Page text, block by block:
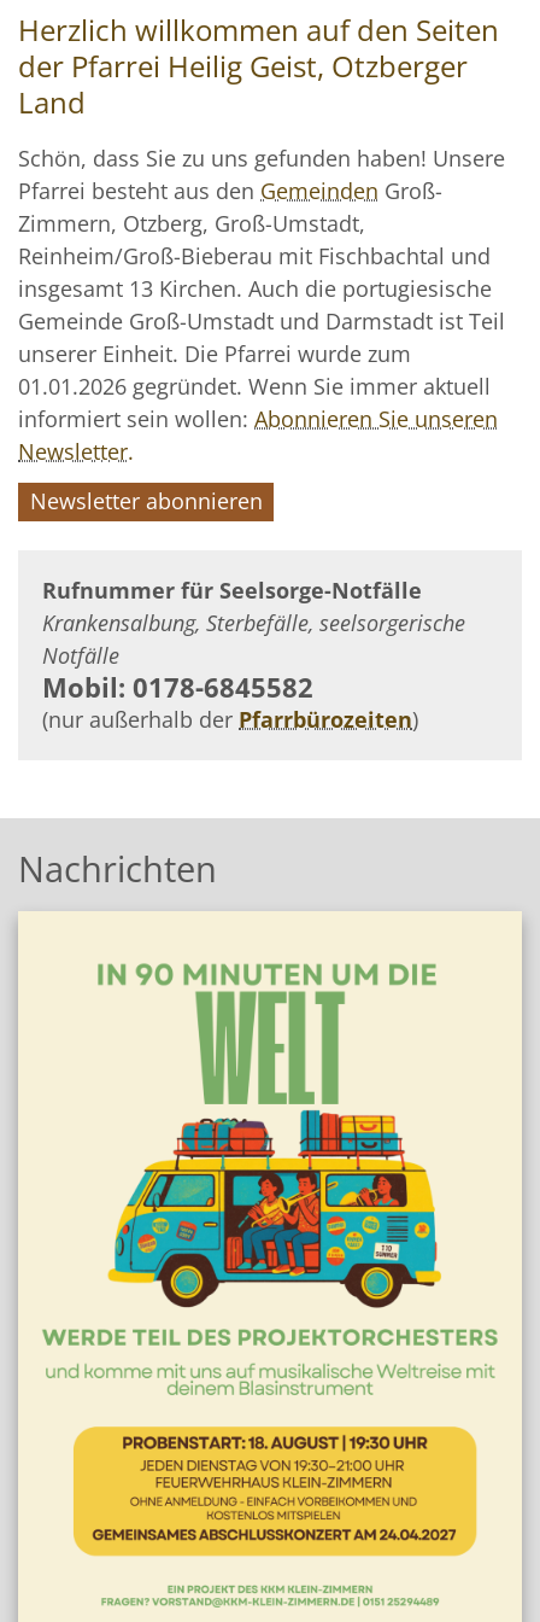
Herzlich willkommen auf den Seiten
der Pfarrei Heilig Geist, Otzberger
Land
Schön, dass Sie zu uns gefunden haben! Unsere
Pfarrei besteht aus den Gemeinden Groß-
Zimmern, Otzberg, Groß-Umstadt,
Reinheim/Groß-Bieberau mit Fischbachtal und
insgesamt 13 Kirchen. Auch die portugiesische
Gemeinde Groß-Umstadt und Darmstadt ist Teil
unserer Einheit. Die Pfarrei wurde zum
01.01.2026 gegründet. Wenn Sie immer aktuell
informiert sein wollen: Abonnieren Sie unseren
Newsletter.
Newsletter abonnieren
Rufnummer für Seelsorge-Notfälle
Krankensalbung, Sterbefälle, seelsorgerische
Notfälle
Mobil: 0178-6845582
(nur außerhalb der Pfarrbürozeiten)
Nachrichten